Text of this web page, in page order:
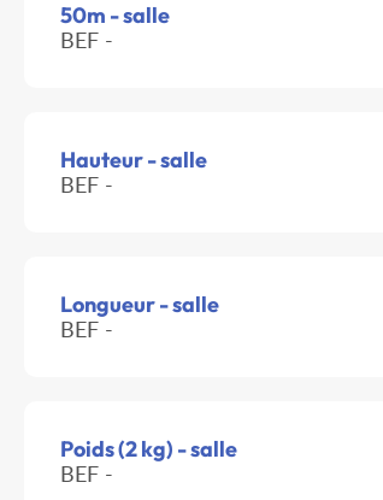
50m - salle
BEF -
Hauteur - salle
BEF -
Longueur - salle
BEF -
Poids (2 kg) - salle
BEF -